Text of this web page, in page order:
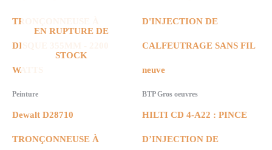
EN RUPTURE DE
STOCK
Peinture
Dewalt D28710
TRONÇONNEUSE À
BTP Gros oeuvres
HILTI CD 4-A22 : PINCE
D’INJECTION DE